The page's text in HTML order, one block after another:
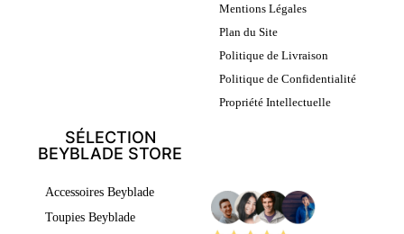
Mentions Légales
Plan du Site
Politique de Livraison
Politique de Confidentialité
Propriété Intellectuelle
SÉLECTION
BEYBLADE STORE
Accessoires Beyblade
Toupies Beyblade